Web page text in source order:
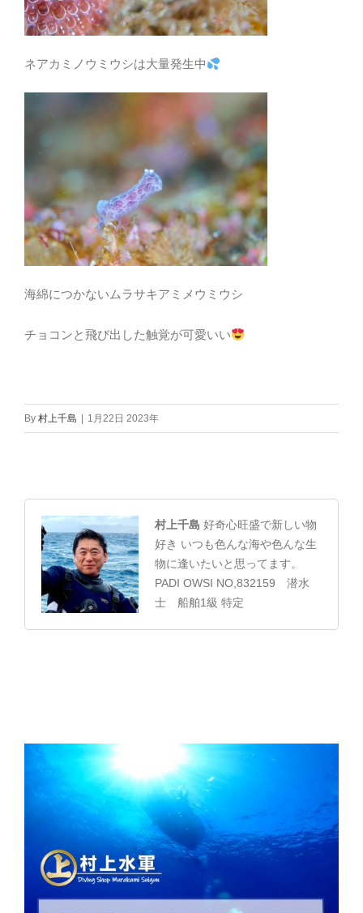
ネアカミノウミウシは大量発生中
海綿につかないムラサキアミメウミウシ
チョコンと飛び出した触覚が可愛いい
By 村上千島 1月22日 2023年
村上千島 好奇心旺盛で新しい物
好き いつも色んな海や色んな生
物に逢いたいと思ってます。
PADI OWSI NO,832159 潜水
士 船舶1級 特定